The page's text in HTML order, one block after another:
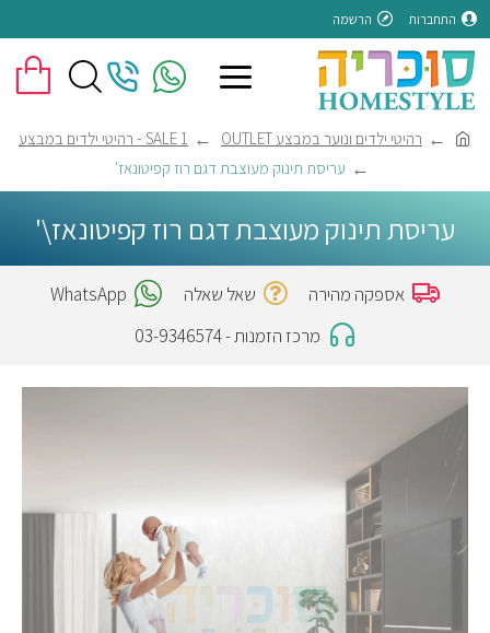
התחברות הרשמה
רהיטי ילדים ונוער במבצע OUTLET
1 SALE - רהיטי ילדים במבצע
עריסת תינוק מעוצבת דגם רוז קפיטונאז'
עריסת תינוק מעוצבת דגם רוז קפיטונאז\'
אספקה מהירה שאל שאלה
WhatsApp
מרכז הזמנות - 03-9346574